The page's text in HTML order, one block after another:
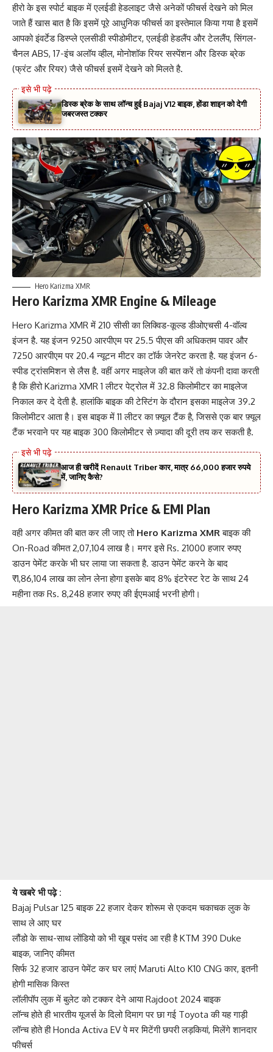
हीरो के इस स्पोर्ट बाइक में एलईडी हेडलाइट जैसे अनेकों फीचर्स देखने को मिल
जाते हैं खास बात है कि इसमें पूरे आधुनिक फीचर्स का इस्तेमाल किया गया है इसमें
आपको इंवर्टेड डिस्प्ले एलसीडी स्पीडोमीटर, एलईडी हेडलैंप और टेललैंप, सिंगल-
चैनल ABS, 17-इंच अलॉय व्हील, मोनोशॉक रियर सस्पेंशन और डिस्क ब्रेक
(फ्रंट और रियर) जैसे फीचर्स इसमें देखने को मिलते है.
डिस्‍क ब्रेक के साथ लॉन्च हुई Bajaj V12 बाइक, होंडा शाइन को देगी
जबरजस्त टक्कर
Hero Karizma XMR
Hero Karizma XMR Engine & Mileage
Hero Karizma XMR में 210 सीसी का लिक्विड-कूल्ड डीओएचसी 4-वॉल्व
इंजन है. यह इंजन 9250 आरपीएम पर 25.5 पीएस की अधिकतम पावर और
7250 आरपीएम पर 20.4 न्यूटन मीटर का टॉर्क जेनरेट करता है. यह इंजन 6-
स्पीड ट्रांसमिशन से लैस है. वहीं अगर माइलेज की बात करें तो कंपनी दावा करती
है कि हीरो Karizma XMR 1 लीटर पेट्रोल में 32.8 किलोमीटर का माइलेज
निकाल कर दे देती है. हालांकि बाइक की टेस्टिंग के दौरान इसका माइलेज 39.2
किलोमीटर आता है। इस बाइक में 11 लीटर का फ़्यूल टैंक है, जिससे एक बार फ़्यूल
टैंक भरवाने पर यह बाइक 300 किलोमीटर से ज़्यादा की दूरी तय कर सकती है.
आज ही खरीदें Renault Triber कार, मात्र 66,000 हजार रुपये
में, जानिए कैसे?
Hero Karizma XMR Price & EMI Plan
वही अगर कीमत की बात कर ली जाए तोHero Karizma XMRबाइक की
On-Road कीमत 2,07,104 लाख है। मगर इसे Rs. 21000 हजार रुपए
डाउन पेमेंट करके भी घर लाया जा सकता है. डाउन पेमेंट करने के बाद
₹1,86,104 लाख का लोन लेना होगा इसके बाद 8% इंटरेस्ट रेट के साथ 24
महीना तक Rs. 8,248 हजार रुपए की ईएमआई भरनी होगी।
ये खबरे भी पढ़े :
Bajaj Pulsar 125 बाइक 22 हजार देकर शोरूम से एकदम चकाचक लुक के
साथ ले आए घर
लौंडो के साथ-साथ लोंडियो को भी खूब पसंद आ रही है KTM 390 Duke
बाइक, जानिए कीमत
सिर्फ 32 हजार डाउन पेमेंट कर घर लाएं Maruti Alto K10 CNG कार, इतनी
होगी मासिक किस्त
लॉलीपॉप लुक में बुलेट को टक्कर देने आया Rajdoot 2024 बाइक
लॉन्च होते ही भारतीय यूजर्स के दिलो दिमाग पर छा गई Toyota की यह गाड़ी
लॉन्च होते ही Honda Activa EV पे मर मिटेंगी छपरी लड़कियां, मिलेंगे शानदार
फीचर्स